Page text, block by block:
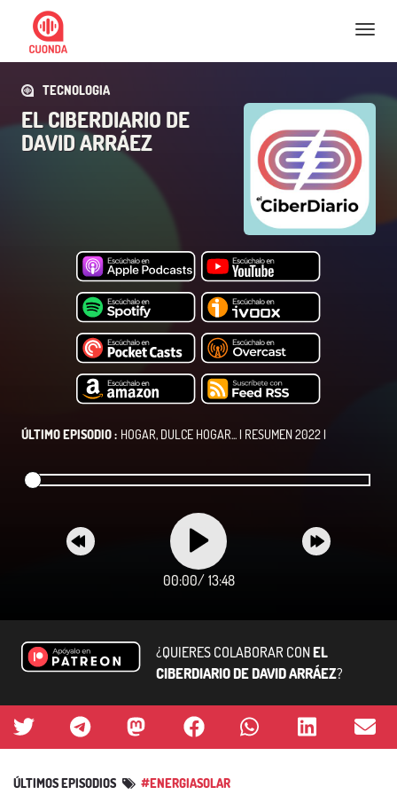
Nav
TECNOLOGIA
EL CIBERDIARIO DE
DAVID ARRÁEZ
ÚLTIMO EPISODIO : HOGAR, DULCE HOGAR... | RESUMEN 2022 |
00:00/ 13:48
¿QUIERES COLABORAR CONEL
CIBERDIARIO DE DAVID ARRÁEZ?
ÚLTIMOS EPISODIOS #ENERGIASOLAR